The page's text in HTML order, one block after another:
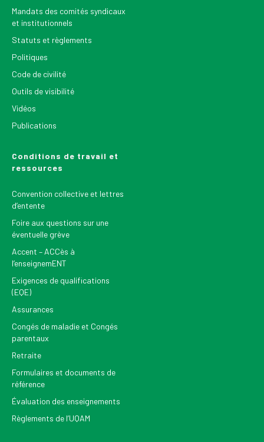
Mandats des comités syndicaux
et institutionnels
Statuts et règlements
Politiques
Code de civilité
Outils de visibilité
Vidéos
Publications
Conditions de travail et
ressources
Convention collective et lettres
d’entente
Foire aux questions sur une
éventuelle grève
Accent – ACCès à
l’enseignemENT
Exigences de qualifications
(EQE)
Assurances
Congés de maladie et Congés
parentaux
Retraite
Formulaires et documents de
référence
Évaluation des enseignements
Règlements de l’UQAM